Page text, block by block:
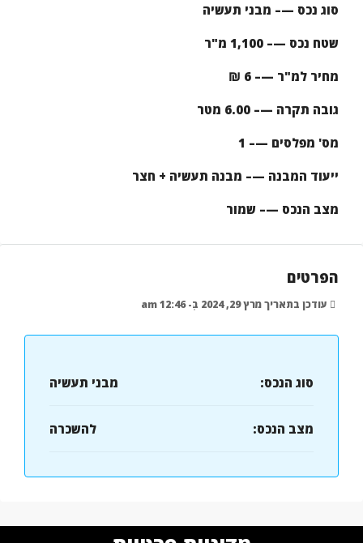
סוג נכס —– מבני תעשיה
שטח נכס —– 1,100 מ"ר
מחיר למ"ר —– 6 ₪
גובה תקרה —– 6.00 מטר
מס' מפלסים —– 1
ייעוד המבנה —– מבנה תעשיה + חצר
מצב הנכס —– שמור
הפרטים
עודכן בתאריך מרץ 29, 2024 בְּ- 12:46 am
סוג הנכס: מבני תעשיה
מצב הנכס: להשכרה